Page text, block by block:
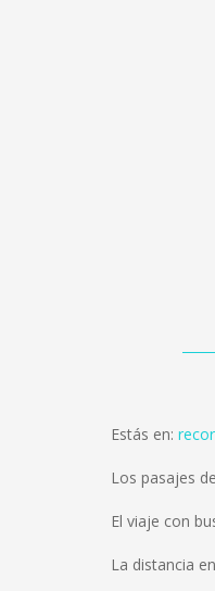
Estás en:
Los pasajes
El viaje con
La distancia